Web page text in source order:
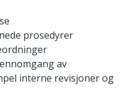
prosedyrer
av
interne revisjoner og